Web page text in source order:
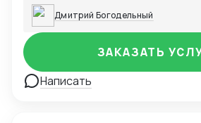
Дмитрий Богодельный
Написать
ЗАКАЗАТЬ